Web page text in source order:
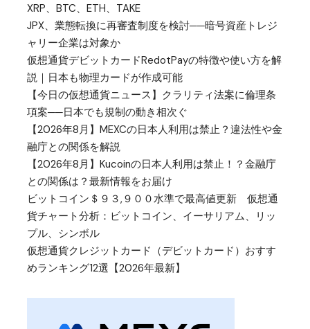
XRP、BTC、ETH、TAKE
JPX、業態転換に再審査制度を検討──暗号資産トレジ
ャリー企業は対象か
仮想通貨デビットカードRedotPayの特徴や使い方を解
説｜日本も物理カードが作成可能
【今日の仮想通貨ニュース】クラリティ法案に倫理条
項案──日本でも規制の動き相次ぐ
【2026年8月】MEXCの日本人利用は禁止？違法性や金
融庁との関係を解説
【2026年8月】Kucoinの日本人利用は禁止！？金融庁
との関係は？最新情報をお届け
ビットコイン＄９３,９００水準で最高値更新 仮想通
貨チャート分析：ビットコイン、イーサリアム、リッ
プル、シンボル
仮想通貨クレジットカード（デビットカード）おすす
めランキング12選【2026年最新】